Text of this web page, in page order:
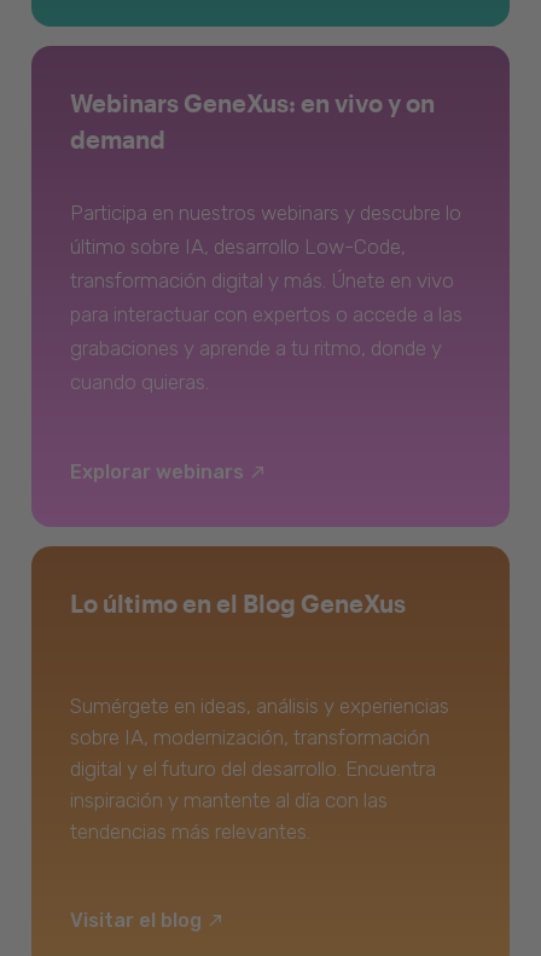
Webinars GeneXus: en vivo y on
demand
Participa en nuestros webinars y descubre lo
último sobre IA, desarrollo Low-Code,
transformación digital y más. Únete en vivo
para interactuar con expertos o accede a las
grabaciones y aprende a tu ritmo, donde y
cuando quieras.
Explorar webinars
Lo último en el Blog GeneXus
Sumérgete en ideas, análisis y experiencias
sobre IA, modernización, transformación
digital y el futuro del desarrollo. Encuentra
inspiración y mantente al día con las
tendencias más relevantes.
Visitar el blog